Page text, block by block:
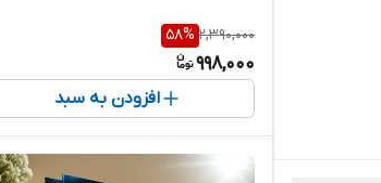
2,390,000
58%
998,000
افزودن به سبد